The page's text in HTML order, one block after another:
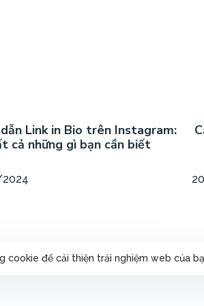
Link in Bio trên Instagram:
cả những gì bạn cần biết
cookie để cải thiện trải nghiệm web của